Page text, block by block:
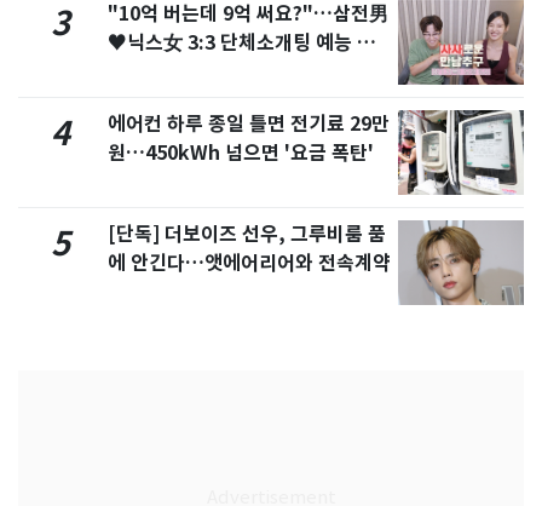
3
"10억 버는데 9억 써요?"…삼전男
♥닉스女 3:3 단체소개팅 예능 화
4
에어컨 하루 종일 틀면 전기료 29만
원…450kWh 넘으면 '요금 폭탄'
5
[단독] 더보이즈 선우, 그루비룸 품
에 안긴다…앳에어리어와 전속계약